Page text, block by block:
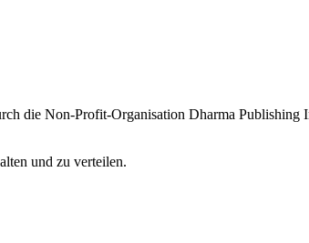
die Non-Profit-Organisation Dharma Publishing
und zu verteilen.